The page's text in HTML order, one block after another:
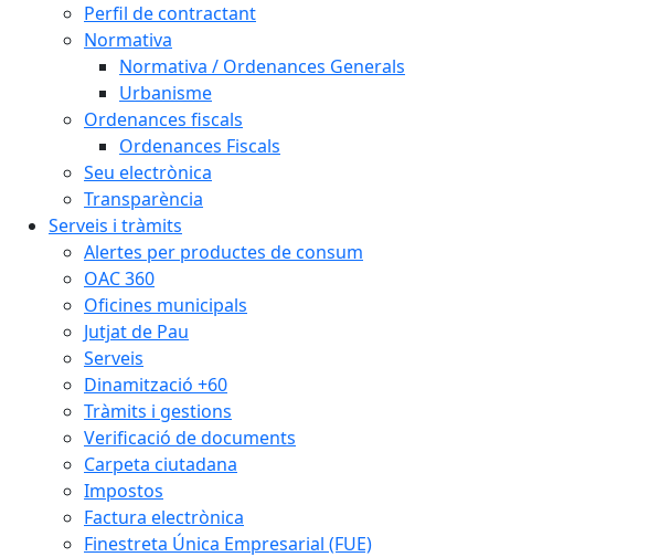
Perfil de contractant
Normativa
Normativa / Ordenances Generals
Urbanisme
Ordenances fiscals
Ordenances Fiscals
Seu electrònica
Transparència
Serveis i tràmits
Alertes per productes de consum
OAC 360
Oficines municipals
Jutjat de Pau
Serveis
Dinamització +60
Tràmits i gestions
Verificació de documents
Carpeta ciutadana
Impostos
Factura electrònica
Finestreta Única Empresarial (FUE)